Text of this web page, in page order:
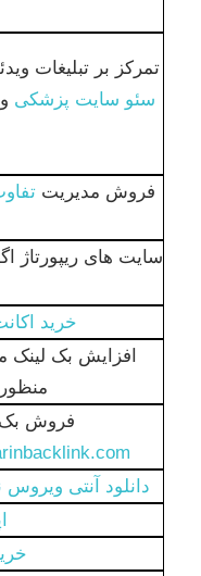
تمرکز بر تبلیغات
سئو سایت پزشکی
فروش مدیریت
سایت های ریپورتاژ
خرید
افزایش بک لینک
فروش بک
دانلود آنتی ویروس نود 32 کرک شده برای